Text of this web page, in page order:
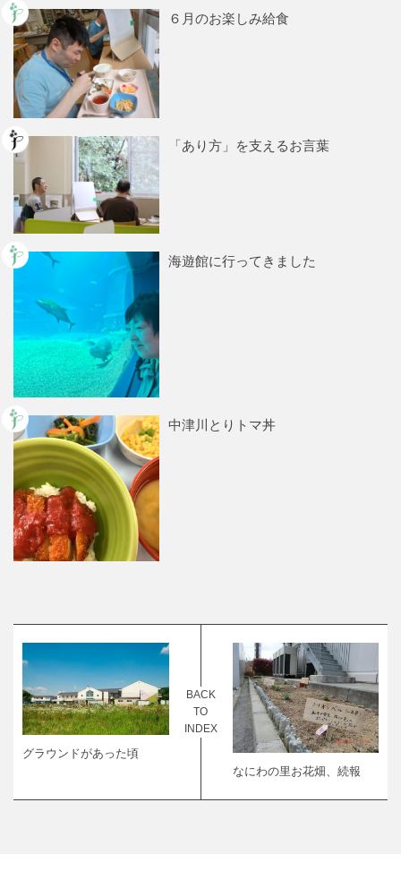
６月のお楽しみ給食
「あり方」を支えるお言葉
海遊館に行ってきました
中津川とりトマ丼
グラウンドがあった頃
BACK
TO
INDEX
なにわの里お花畑、続報